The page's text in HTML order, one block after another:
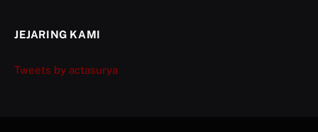
JEJARING KAMI
Tweets by actasurya